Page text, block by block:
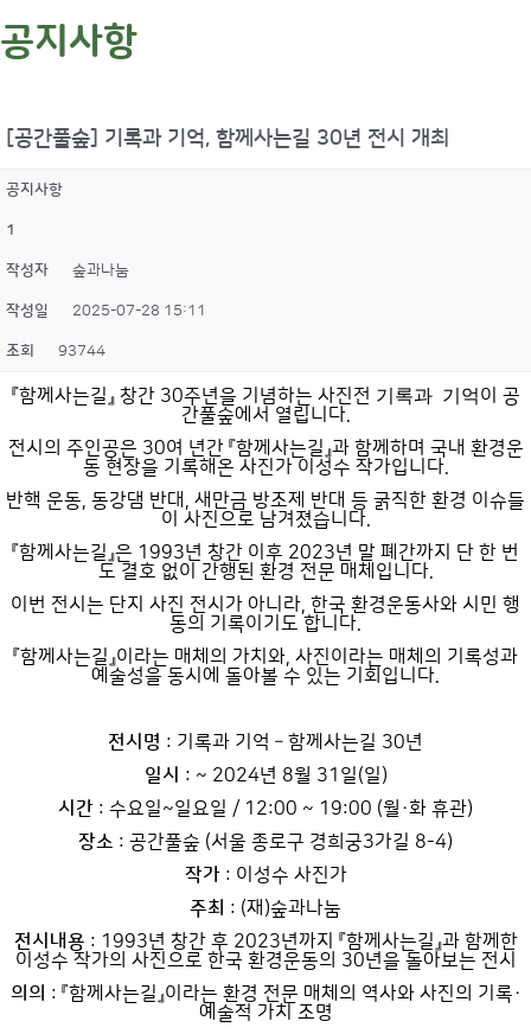
공지사항
[공간풀숲] 기록과 기억, 함께사는길 30년 전시 개최
공지사항
1
작성자 숲과나눔
작성일 2025-07-28 15:11
조회 93744
『함께사는길』 창간 30주년을 기념하는 사진전 기록과 기억이 공
간풀숲에서 열립니다.
전시의 주인공은 30여 년간 『함께사는길』과 함께하며 국내 환경운
동 현장을 기록해온 사진가 이성수 작가입니다.
반핵 운동, 동강댐 반대, 새만금 방조제 반대 등 굵직한 환경 이슈들
이 사진으로 남겨졌습니다.
『함께사는길』은 1993년 창간 이후 2023년 말 폐간까지 단 한 번
도 결호 없이 간행된 환경 전문 매체입니다.
이번 전시는 단지 사진 전시가 아니라, 한국 환경운동사와 시민 행
동의 기록이기도 합니다.
『함께사는길』이라는 매체의 가치와, 사진이라는 매체의 기록성과
예술성을 동시에 돌아볼 수 있는 기회입니다.
전시명 : 기록과 기억 – 함께사는길 30년
일시 : ~ 2024년 8월 31일(일)
시간 : 수요일~일요일 / 12:00 ~ 19:00 (월·화 휴관)
장소 : 공간풀숲 (서울 종로구 경희궁3가길 8-4)
작가: 이성수 사진가
주최 : (재)숲과나눔
전시내용 : 1993년 창간 후 2023년까지 『함께사는길』과 함께한
이성수 작가의 사진으로 한국 환경운동의 30년을 돌아보는 전시
의의 : 『함께사는길』이라는 환경 전문 매체의 역사와 사진의 기록·
예술적 가치 조명